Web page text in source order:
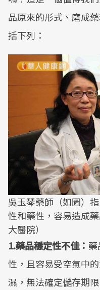
品原來的形式、磨成
括下列：
吳玉琴藥師（如圖）
性和藥性，容易造成
大醫院）
1.藥品穩定性不佳：
性，且容易受空氣中
濕，無法確定儲存期限